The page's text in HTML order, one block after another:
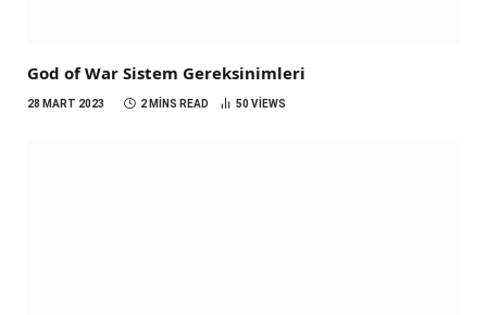
God of War Sistem Gereksinimleri
28 MART 2023 2 MINS READ 50 VIEWS